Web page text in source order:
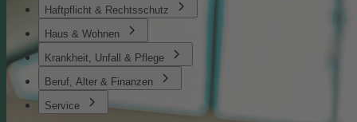
Haftpflicht & Rechtsschutz
Haus & Wohnen
Krankheit, Unfall & Pflege
Beruf, Alter & Finanzen
Service